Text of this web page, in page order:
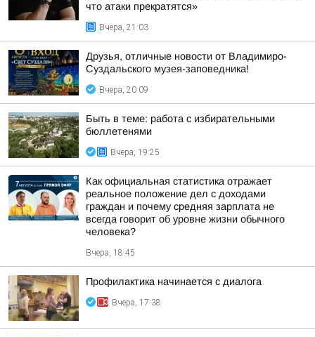
что атаки прекратятся»
Вчера, 21:03
Друзья, отличные новости от Владимиро-
Суздальского музея-заповедника!
Вчера, 20:09
Быть в теме: работа с избирательными
бюллетенями
Вчера, 19:25
Как официальная статистика отражает
реальное положение дел с доходами
граждан и почему средняя зарплата не
всегда говорит об уровне жизни обычного
человека?
Вчера, 18:45
Профилактика начинается с диалога
Вчера, 17:38